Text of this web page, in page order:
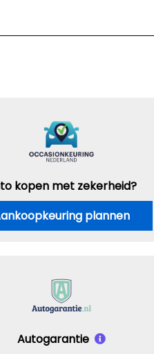
kopen met zekerheid?
plannen
Autogarantie